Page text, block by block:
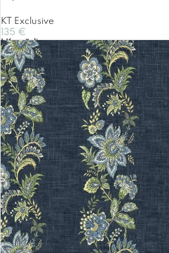
KT Exclusive
135 €
Į Krepšelį